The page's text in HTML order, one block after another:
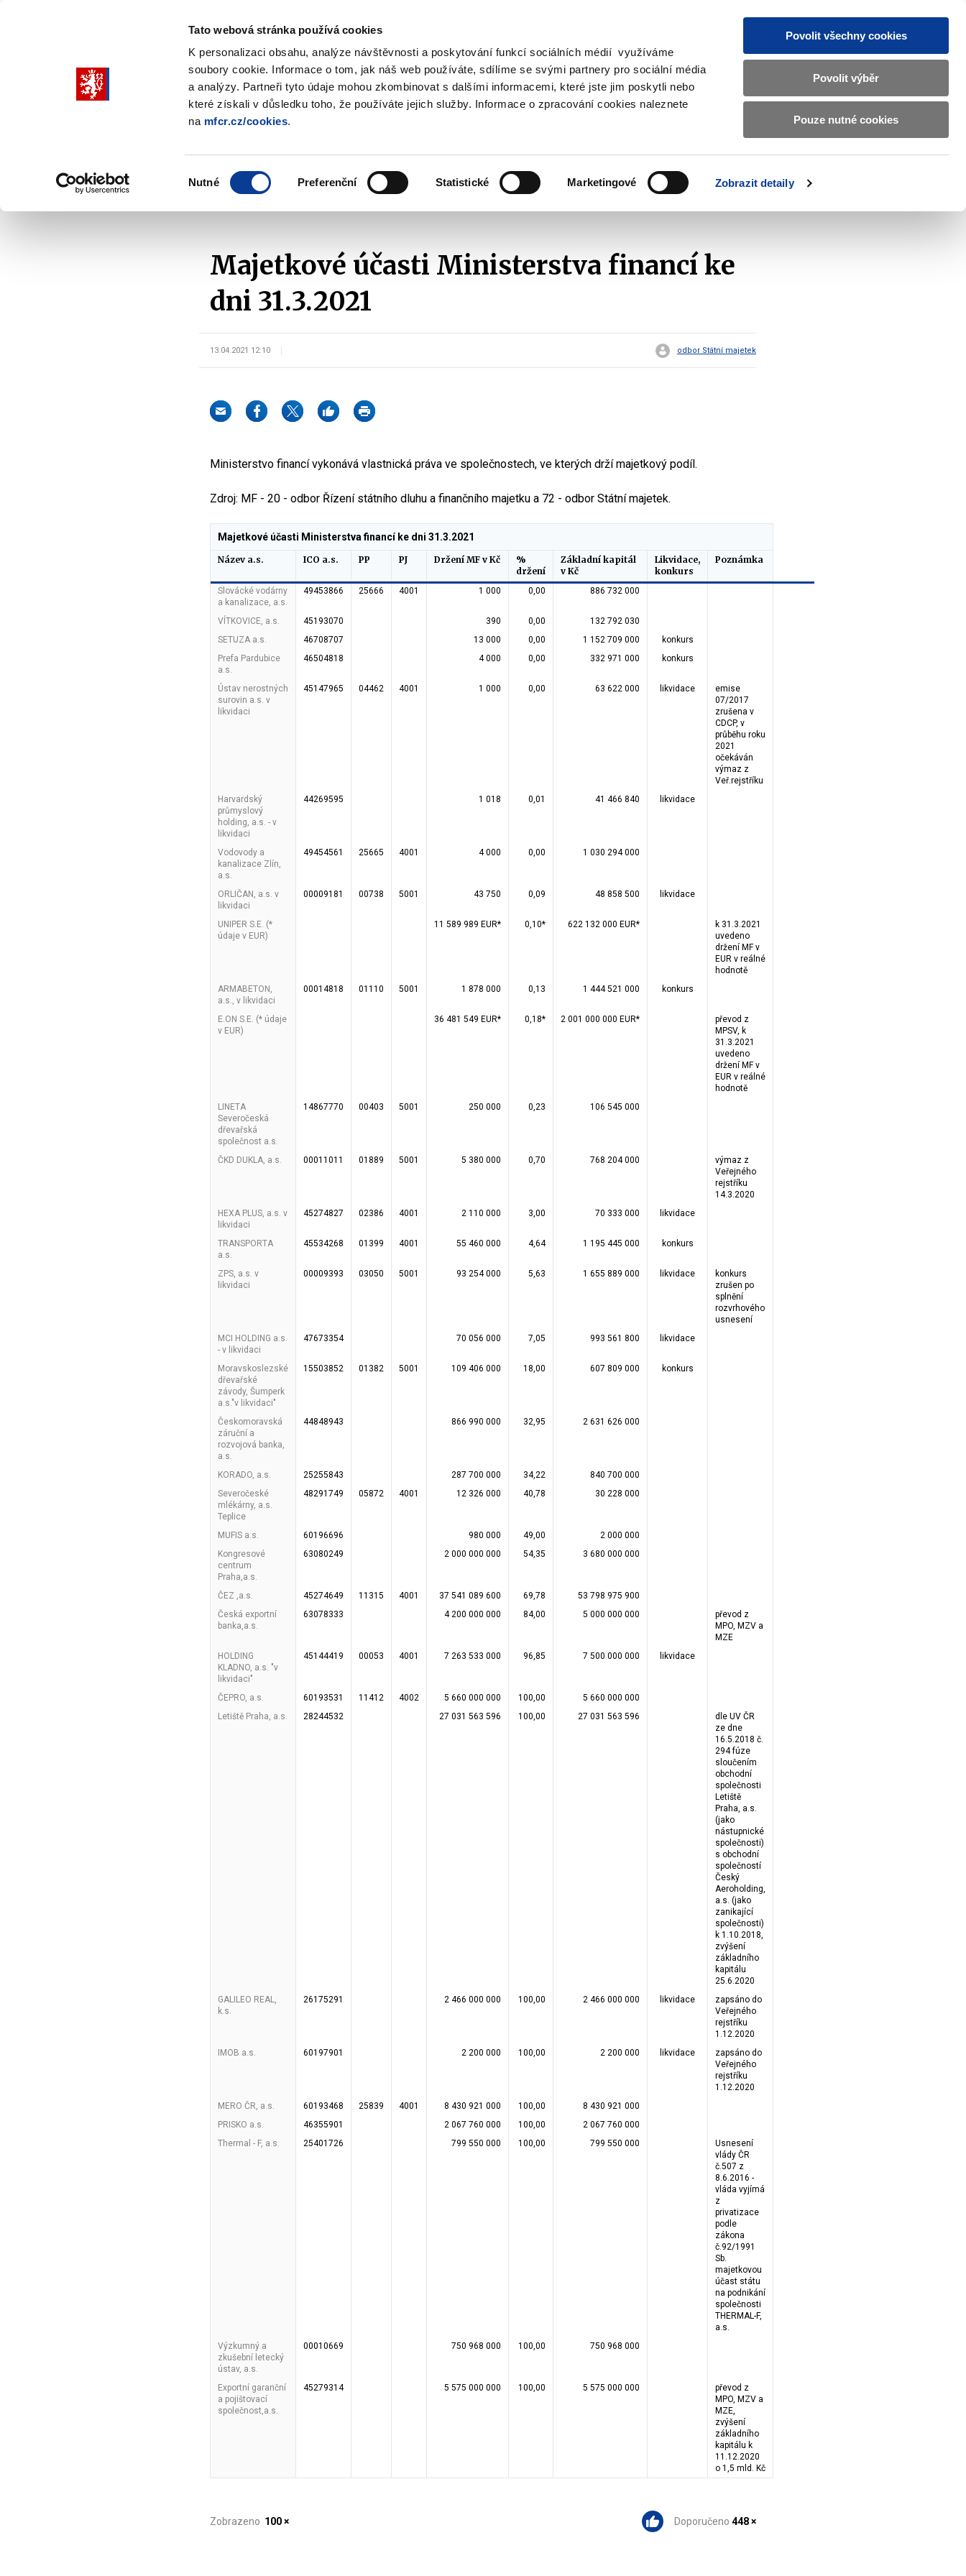
Tato webová stránka používá cookies
K personalizaci obsahu, analýze návštěvnosti a poskytování funkcí sociálních médií využíváme
soubory cookie. Informace o tom, jak náš web používáte, sdílíme se svými partnery pro sociální média
a analýzy. Partneři tyto údaje mohou zkombinovat s dalšími informacemi, které jste jim poskytli nebo
které získali v důsledku toho, že používáte jejich služby. Informace o zpracování cookies naleznete
na mfcr.cz/cookies.
Nutné Preferenční Statistické Marketingové Zobrazit detaily
Povolit všechny cookies
Povolit výběr
Pouze nutné cookies
Vyhledat
CZ EN
Základní
informace
o
Ministerstvu
financí
submenu
submenu
politika
submenu
submenu
účetnictví
submenu
EU
submenu
Majetek státu Majetkové účasti Majetkové účasti Ministerstva financí ke dni 31.3.2021
Majetkové účasti Ministerstva financí ke
dni 31.3.2021
13.04.2021 12:10 odbor Státní majetek
Ministerstvo financí vykonává vlastnická práva ve společnostech, ve kterých drží majetkový podíl.
Zdroj: MF - 20 - odbor Řízení státního dluhu a finančního majetku a 72 - odbor Státní majetek.
Majetkové účasti Ministerstva financí ke dni 31.3.2021
Název a.s. ICO a.s. PP PJ Držení MF v Kč
%
držení
Základní kapitál
v Kč
Likvidace,
konkurs
Poznámka
Slovácké vodárny
a kanalizace, a.s.
49453866 25666 4001 1 000 0,00 886 732 000
VÍTKOVICE, a.s. 45193070 390 0,00
132 792 030
SETUZA a.s.
46708707 13 000 0,00 1 152 709 000
konkurs
Prefa Pardubice
a.s.
46504818 4 000 0,00 332 971 000 konkurs
Ústav nerostných
surovin a.s. v
likvidaci
45147965 04462 4001 1 000 0,00 63 622 000 likvidace
emise
07/2017
zrušena v
CDCP, v
průběhu roku
2021
očekáván
výmaz z
Veř.rejstříku
Harvardský
průmyslový
holding, a.s. - v
likvidaci
44269595 1 018 0,01 41 466 840 likvidace
Vodovody a
kanalizace Zlín,
a.s.
49454561 25665 4001 4 000 0,00 1 030 294 000
ORLIČAN, a.s. v
likvidaci
00009181 00738 5001 43 750 0,09 48 858 500 likvidace
UNIPER S.E. (*
údaje v EUR)
11 589 989 EUR* 0,10* 622 132 000 EUR*
k 31.3.2021
uvedeno
držení MF v
EUR v reálné
hodnotě
ARMABETON,
a.s., v likvidaci
00014818 01110 5001 1 878 000 0,13 1 444 521 000 konkurs
E.ON S.E. (* údaje
v EUR)
36 481 549 EUR* 0,18* 2 001 000 000 EUR*
převod z
MPSV, k
31.3.2021
uvedeno
držení MF v
EUR v reálné
hodnotě
LINETA
Severočeská
dřevařská
společnost a.s.
14867770 00403 5001 250 000 0,23 106 545 000
ČKD DUKLA, a.s. 00011011 01889 5001 5 380 000 0,70 768 204 000
výmaz z
Veřejného
rejstříku
14.3.2020
HEXA PLUS, a.s. v
likvidaci
45274827 02386 4001 2 110 000 3,00 70 333 000 likvidace
TRANSPORTA
a.s.
45534268 01399 4001 55 460 000 4,64 1 195 445 000 konkurs
ZPS, a.s. v
likvidaci
00009393 03050 5001 93 254 000 5,63 1 655 889 000 likvidace
konkurs
zrušen po
splnění
rozvrhového
usnesení
MCI HOLDING a.s.
- v likvidaci
47673354 70 056 000 7,05 993 561 800 likvidace
Moravskoslezské
dřevařské
závody, Šumperk
a.s."v likvidaci"
15503852 01382 5001 109 406 000 18,00 607 809 000 konkurs
Českomoravská
záruční a
rozvojová banka,
a.s.
44848943 866 990 000 32,95 2 631 626 000
KORADO, a.s. 25255843 287 700 000 34,22
840 700 000
Severočeské
mlékárny, a.s.
Teplice
48291749 05872 4001 12 326 000 40,78 30 228 000
MUFIS a.s. 60196696 980 000 49,00
2 000 000
Kongresové
centrum
Praha,a.s.
63080249 2 000 000 000 54,35 3 680 000 000
ČEZ ,a.s. 45274649 11315 4001 37 541 089 600 69,78
53 798 975 900
Česká exportní
banka,a.s.
63078333 4 200 000 000 84,00 5 000 000 000
převod z
MPO, MZV a
MZE
HOLDING
KLADNO, a.s. "v
likvidaci"
45144419 00053 4001 7 263 533 000 96,85 7 500 000 000 likvidace
ČEPRO, a.s. 60193531 11412 4002 5 660 000 000 100,00
5 660 000 000
Letiště Praha, a.s.
28244532 27 031 563 596 100,00 27 031 563 596
dle UV ČR
ze dne
16.5.2018 č.
294 fúze
sloučením
obchodní
společnosti
Letiště
Praha, a.s.
(jako
nástupnické
společnosti)
s obchodní
společností
Český
Aeroholding,
a.s. (jako
zanikající
společnosti)
k 1.10.2018,
zvýšení
základního
kapitálu
25.6.2020
GALILEO REAL,
k.s.
26175291 2 466 000 000 100,00 2 466 000 000 likvidace
zapsáno do
Veřejného
rejstříku
1.12.2020
IMOB a.s.
60197901 2 200 000 100,00 2 200 000 likvidace
zapsáno do
Veřejného
rejstříku
1.12.2020
MERO ČR, a.s.
60193468 25839 4001 8 430 921 000 100,00
8 430 921 000
PRISKO a.s.
46355901 2 067 760 000 100,00
2 067 760 000
Thermal - F, a.s.
25401726 799 550 000 100,00 799 550 000
Usnesení
vlády ČR
č.507 z
8.6.2016 -
vláda vyjímá
z
privatizace
podle
zákona
č.92/1991
Sb.
majetkovou
účast státu
na podnikání
společnosti
THERMAL-F,
a.s.
Výzkumný a
zkušební letecký
ústav, a.s.
00010669 750 968 000 100,00 750 968 000
Exportní garanční
a pojištovací
společnost,a.s.
45279314 5 575 000 000 100,00 5 575 000 000
převod z
MPO, MZV a
MZE,
zvýšení
základního
kapitálu k
11.12.2020
o 1,5 mld. Kč
Zobrazeno 100 × Doporučeno 448 ×